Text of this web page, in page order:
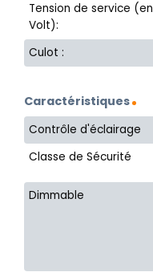
Tension de service (en
Volt):
Culot :
Caractéristiques
Contrôle d'éclairage
Classe de Sécurité
Dimmable